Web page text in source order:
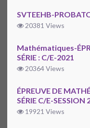
SVTEEHB-
20381 Views
Mathématiques-
SÉRIE : C/E-2021
20364 Views
ÉPREUVE DE
SÉRIE C/E-SESSION
19921 Views